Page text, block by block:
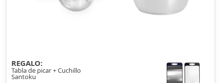
REGALO:
Tabla de picar + Cuchillo
Santoku